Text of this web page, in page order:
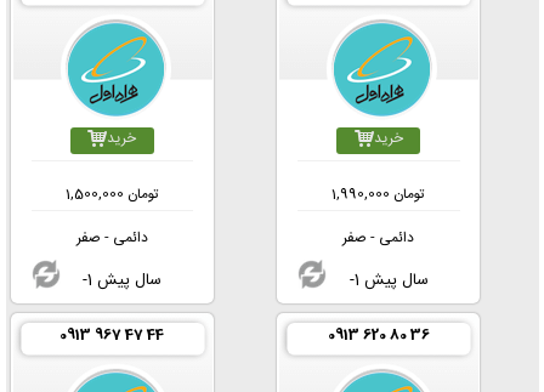
خرید
1,990,000 تومان
دائمی - صفر
-1 سال پیش
خرید
1,500,000 تومان
دائمی - صفر
-1 سال پیش
0913 620 80 36
0913 967 47 44